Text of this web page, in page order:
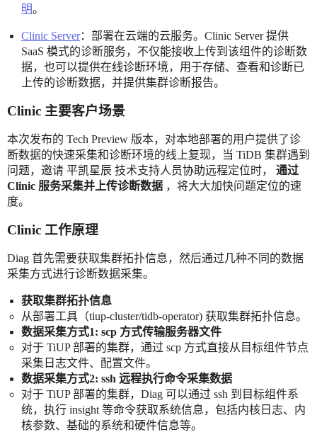
明。
Clinic Server：部署在云端的云服务。Clinic Server 提供
SaaS 模式的诊断服务，不仅能接收上传到该组件的诊断数
据，也可以提供在线诊断环境，用于存储、查看和诊断已
上传的诊断数据，并提供集群诊断报告。
Clinic 主要客户场景
本次发布的 Tech Preview 版本，对本地部署的用户提供了诊
断数据的快速采集和诊断环境的线上复现，当 TiDB 集群遇到
问题，邀请 平凯星辰 技术支持人员协助远程定位时， 通过
Clinic 服务采集并上传诊断数据 ，将大大加快问题定位的速
度。
Clinic 工作原理
Diag 首先需要获取集群拓扑信息，然后通过几种不同的数据
采集方式进行诊断数据采集。
获取集群拓扑信息
从部署工具（tiup-cluster/tidb-operator) 获取集群拓扑信息。
数据采集方式1: scp 方式传输服务器文件
对于 TiUP 部署的集群，通过 scp 方式直接从目标组件节点
采集日志文件、配置文件。
数据采集方式2: ssh 远程执行命令采集数据
对于 TiUP 部署的集群，Diag 可以通过 ssh 到目标组件系
统，执行 insight 等命令获取系统信息，包括内核日志、内
核参数、基础的系统和硬件信息等。